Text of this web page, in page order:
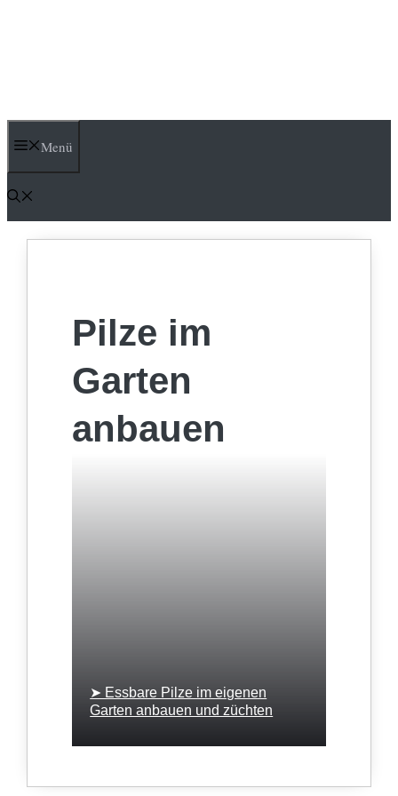
Menü
Pilze im
Garten
anbauen
➤ Essbare Pilze im eigenen
Garten anbauen und züchten